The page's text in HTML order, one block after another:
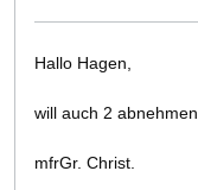
Hallo Hagen,
will auch 2 abnehmen,
mfrGr. Christ.